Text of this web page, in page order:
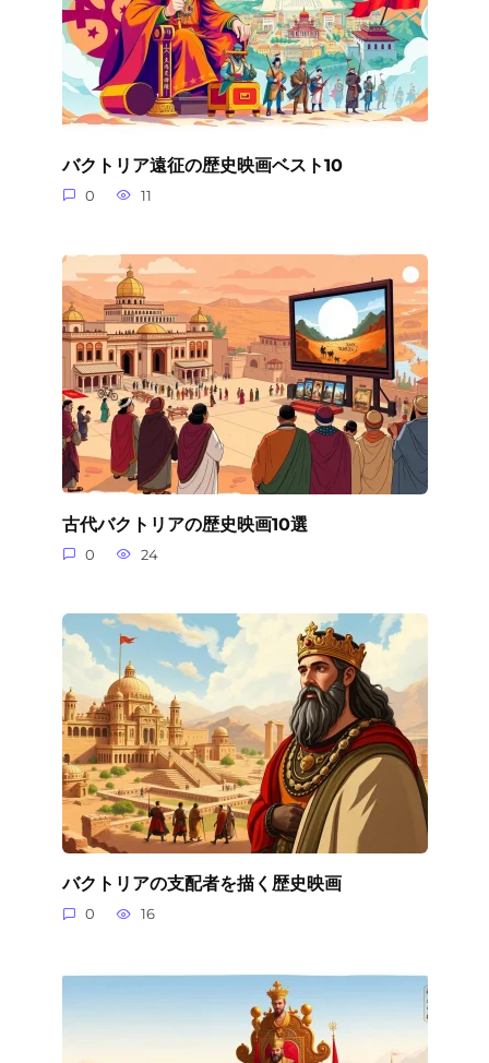
バクトリア遠征の歴史映画ベスト10
0 11
古代バクトリアの歴史映画10選
0 24
バクトリアの支配者を描く歴史映画
0 16